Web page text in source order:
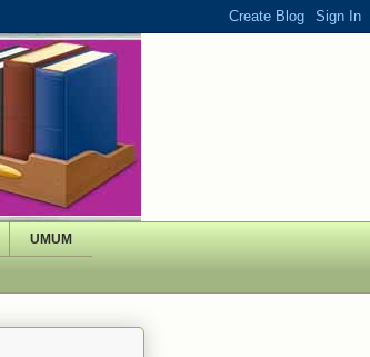
UMUM